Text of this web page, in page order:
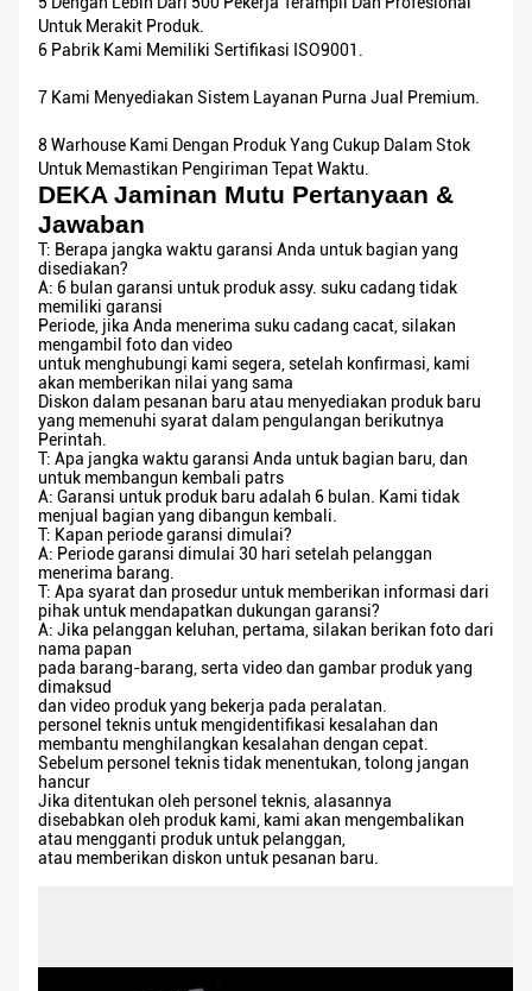
Untuk Merakit Produk.
6 Pabrik Kami Memiliki Sertifikasi ISO9001.
7 Kami Menyediakan Sistem Layanan Purna Jual Premium.
8 Warhouse Kami Dengan Produk Yang Cukup Dalam Stok
Untuk Memastikan Pengiriman Tepat Waktu.
DEKA Jaminan Mutu Pertanyaan &
Jawaban
T: Berapa jangka waktu garansi Anda untuk bagian yang
disediakan?
A: 6 bulan garansi untuk produk assy. suku cadang tidak
memiliki garansi
Periode, jika Anda menerima suku cadang cacat, silakan
mengambil foto dan video
untuk menghubungi kami segera, setelah konfirmasi, kami
akan memberikan nilai yang sama
Diskon dalam pesanan baru atau menyediakan produk baru
yang memenuhi syarat dalam pengulangan berikutnya
Perintah.
T: Apa jangka waktu garansi Anda untuk bagian baru, dan
untuk membangun kembali patrs
A: Garansi untuk produk baru adalah 6 bulan. Kami tidak
menjual bagian yang dibangun kembali.
T: Kapan periode garansi dimulai?
A: Periode garansi dimulai 30 hari setelah pelanggan
menerima barang.
T: Apa syarat dan prosedur untuk memberikan informasi dari
pihak untuk mendapatkan dukungan garansi?
A: Jika pelanggan keluhan, pertama, silakan berikan foto dari
nama papan
pada barang-barang, serta video dan gambar produk yang
dimaksud
dan video produk yang bekerja pada peralatan.
personel teknis untuk mengidentifikasi kesalahan dan
membantu menghilangkan kesalahan dengan cepat.
Sebelum personel teknis tidak menentukan, tolong jangan
hancur
Jika ditentukan oleh personel teknis, alasannya
disebabkan oleh produk kami, kami akan mengembalikan
atau mengganti produk untuk pelanggan,
atau memberikan diskon untuk pesanan baru.